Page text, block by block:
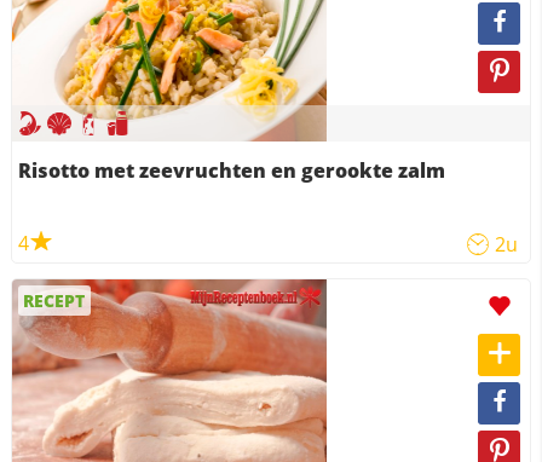
Risotto met zeevruchten en gerookte zalm
4 2u
RECEPT